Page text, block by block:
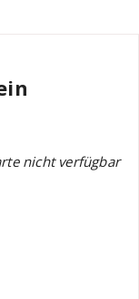
nicht verfügbar